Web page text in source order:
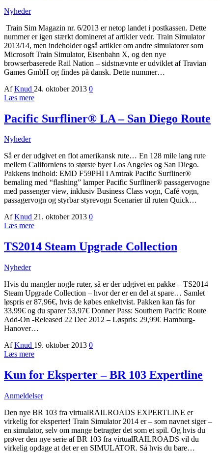
Nyheder
Train Sim Magazin nr. 6/2013 er netop landet i postkassen. Dette
nummer er igen stærkt domineret af artikler vedr. Train Simulator
2013/14, men indeholder også artikler om andre simulatorer som
Microsoft Train Simulator, Eisenbahn X, og den nye
browserbaserede Rail Nation – sidstnævnte er udviklet af Travian
Games GmbH og findes på dansk. Dette nummer…
Af Knud 24. oktober 2013 0
Læs mere
Pacific Surfliner® LA – San Diego Route
Nyheder
Så er der udgivet en flot amerikansk rute… En 128 mile lang rute
mellem Californiens to største byer Los Angeles og San Diego.
Pakkens indhold: EMD F59PHI i Amtrak Pacific Surfliner®
bemaling med “flashing” lamper Pacific Surfliner® passagervogne
med passenger view, inklusiv Business Class vogn, Café vogn,
passagervogn og styrbar styrevogn Scenarier til ruten Quick…
Af Knud 21. oktober 2013 0
Læs mere
TS2014 Steam Upgrade Collection
Nyheder
Hvis du mangler nogle ruter, så er der udgivet en pakke – TS2014
Steam Upgrade Collection – hvor der er en del at spare… Samlet
løspris er 87,96€, hvis de købes enkeltvist. Pakken kan fås for
33,99€ og du sparer 53,97€ Donner Pass: Southern Pacific Route
Add-On -Released 22 Dec 2012 – Løspris: 29,99€ Hamburg-
Hanover…
Af Knud 19. oktober 2013 0
Læs mere
Kun for Eksperter – BR 103 Expertline
Anmeldelser
Den nye BR 103 fra virtualRAILROADS EXPERTLINE er
virkelig for eksperter! Train Simulator 2014 er – som navnet siger –
en simulator, selv om mange betragter det som et spil. Og hvis du
prøver den nye serie af BR 103 fra virtualRAILROADS vil du
virkelig opdage at det er en SIMULATOR. Så hvis du bare…